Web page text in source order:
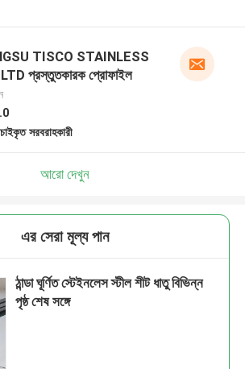
TISCO STAINLESS
প্রস্তুতকারক প্রোফাইল
সরবরাহকারী
আরো দেখুন
এর সেরা মূল্য পান
ঠান্ডা ঘূর্ণিত স্টেইনলেস স্টীল শীট ধাতু বিভিন্ন
পৃষ্ঠ শেষ সঙ্গে